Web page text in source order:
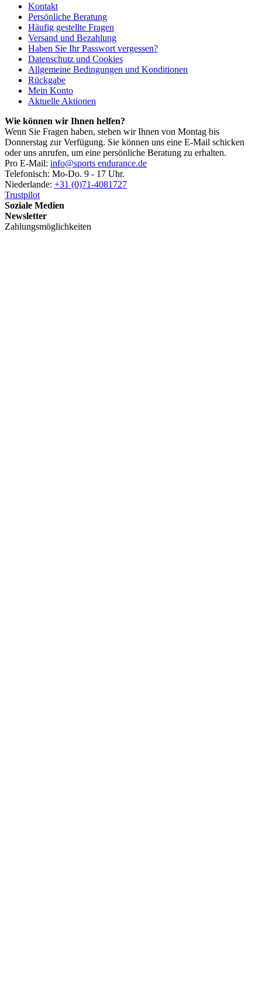
Kontakt
Persönliche Beratung
Häufig gestellte Fragen
Versand und Bezahlung
Haben Sie Ihr Passwort vergessen?
Datenschutz und Cookies
Allgemeine Bedingungen und Konditionen
Rückgabe
Mein Konto
Aktuelle Aktionen
Wie können wir Ihnen helfen?
Wenn Sie Fragen haben, stehen wir Ihnen von Montag bis
Donnerstag zur Verfügung. Sie können uns eine E-Mail schicken
oder uns anrufen, um eine persönliche Beratung zu erhalten.
Pro E-Mail: info@sports endurance.de
Telefonisch: Mo-Do. 9 - 17 Uhr.
Niederlande: +31 (0)71-4081727
Trustpilot
Soziale Medien
Newsletter
Zahlungsmöglichkeiten